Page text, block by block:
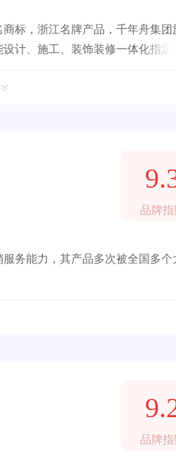
标，浙江名牌产品，千年舟集团
计、施工、装饰装修一体化指定
品牌指
务能力，其产品多次被全国多个
品牌指